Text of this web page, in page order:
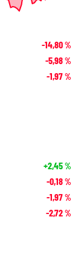
-14,80%
-5,98%
-1,97%
+2,45%
-0,18%
-1,97%
-2,72%